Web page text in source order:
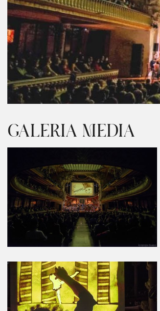
GALERIA MEDIA